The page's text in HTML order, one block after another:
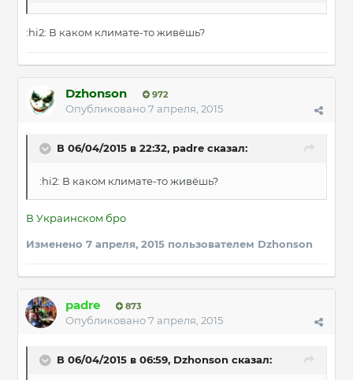
:hi2: В каком климате-то живёшь?
Dzhonson 972
Опубликовано7 апреля, 2015
В 06/04/2015 в 22:32, padre сказал:
:hi2: В каком климате-то живёшь?
В Украинском бро
Изменено 7 апреля, 2015 пользователем Dzhonson
padre 873
Опубликовано7 апреля, 2015
В 06/04/2015 в 06:59, Dzhonson сказал: